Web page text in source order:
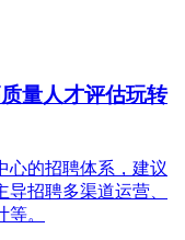
量人才评估玩转
心的招聘体系，建议
招聘多渠道运营、
。